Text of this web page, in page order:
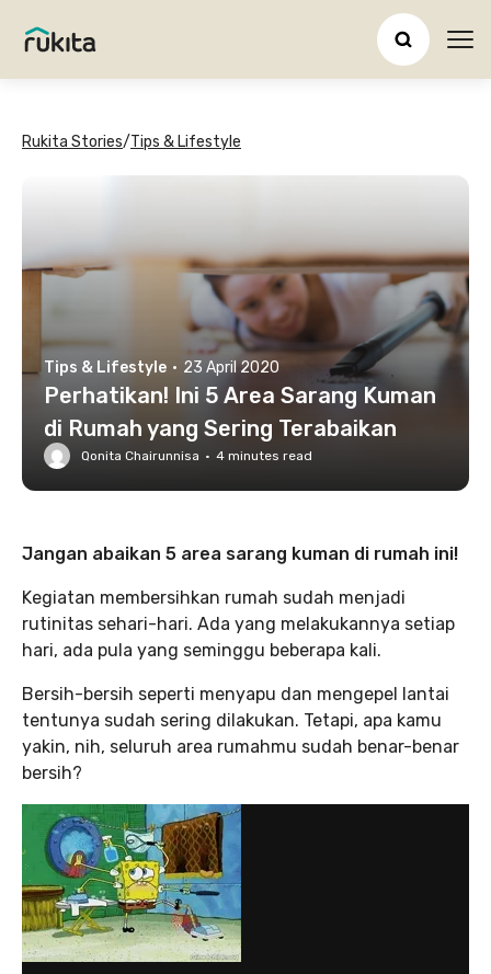
Rukita Stories/Tips & Lifestyle
Tips & Lifestyle · 23 April 2020
Perhatikan! Ini 5 Area Sarang Kuman
di Rumah yang Sering Terabaikan
Qonita Chairunnisa · 4 minutes read
Jangan abaikan 5 area sarang kuman di rumah ini!
Kegiatan membersihkan rumah sudah menjadi
rutinitas sehari-hari. Ada yang melakukannya setiap
hari, ada pula yang seminggu beberapa kali.
Bersih-bersih seperti menyapu dan mengepel lantai
tentunya sudah sering dilakukan. Tetapi, apa kamu
yakin, nih, seluruh area rumahmu sudah benar-benar
bersih?